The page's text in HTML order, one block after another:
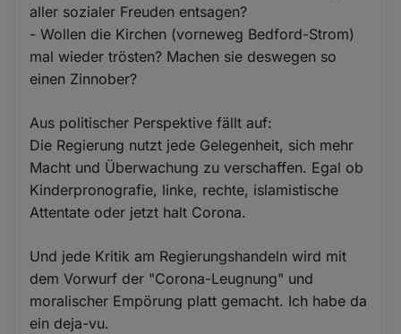
aller sozialer Freuden entsagen?
- Wollen die Kirchen (vorneweg Bedford-Strom)
mal wieder trösten? Machen sie deswegen so
einen Zinnober?
Aus politischer Perspektive fällt auf:
Die Regierung nutzt jede Gelegenheit, sich mehr
Macht und Überwachung zu verschaffen. Egal ob
Kinderpronografie, linke, rechte, islamistische
Attentate oder jetzt halt Corona.
Und jede Kritik am Regierungshandeln wird mit
dem Vorwurf der "Corona-Leugnung" und
moralischer Empörung platt gemacht. Ich habe da
ein deja-vu.